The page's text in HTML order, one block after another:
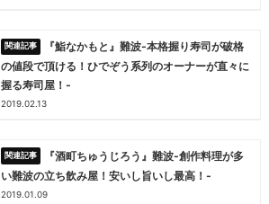
『鮨なかもと』難波-本格握り寿司が破格
の値段で頂ける！ひでぞう系列のオーナーが直々に
握る寿司屋！-
2019.02.13
『酒町ちゅうじろう』難波-創作料理が多
い難波の立ち飲み屋！安いし旨いし最高！-
2019.01.09